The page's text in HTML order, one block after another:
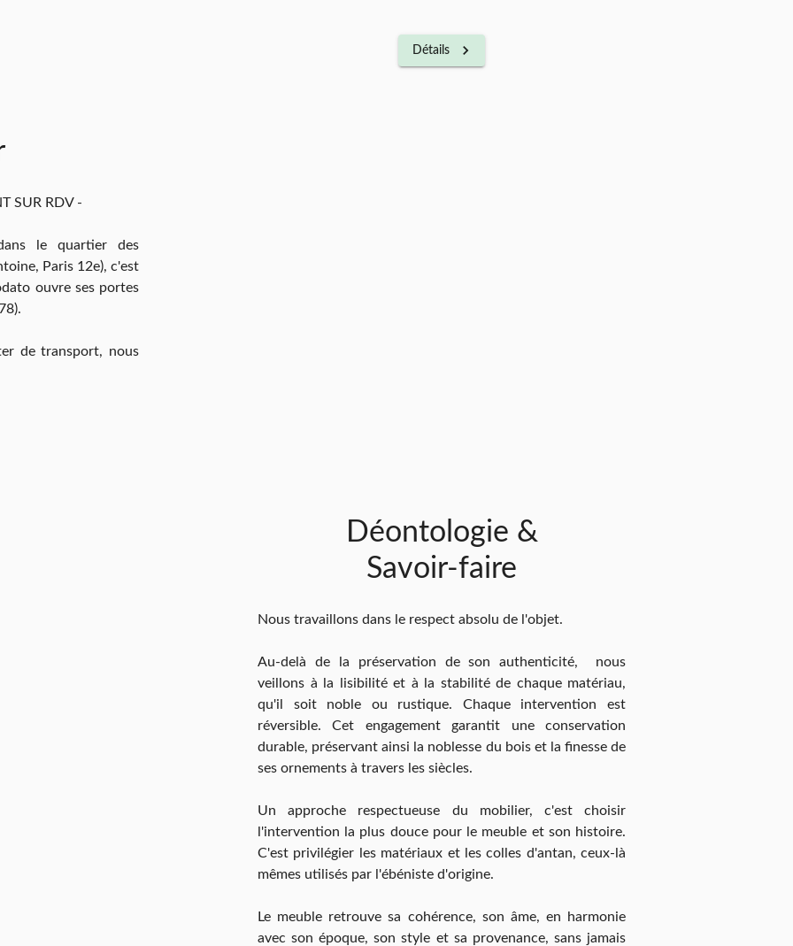
Détails
SUR RDV -
le quartier des
Paris 12e), c'est
ouvre ses portes
de transport, nous
Déontologie &
Savoir-faire
Nous travaillons dans le respect absolu de l'objet.
Au-delà de la préservation de son authenticité, nous
veillons à la lisibilité et à la stabilité de chaque matériau,
qu'il soit noble ou rustique. Chaque intervention est
réversible. Cet engagement garantit une conservation
durable, préservant ainsi la noblesse du bois et la finesse de
ses ornements à travers les siècles.
Un approche respectueuse du mobilier, c'est choisir
l'intervention la plus douce pour le meuble et son histoire.
C'est privilégier les matériaux et les colles d'antan, ceux-là
mêmes utilisés par l'ébéniste d'origine.
Le meuble retrouve sa cohérence, son âme, en harmonie
avec son époque, son style et sa provenance, sans jamais